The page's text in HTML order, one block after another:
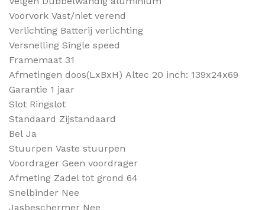
Voorvork Vast/niet verend
Verlichting Batterij verlichting
Versnelling Single speed
Framemaat 31
Afmetingen doos(LxBxH) Altec 20 inch: 139x24x69
Garantie 1 jaar
Slot Ringslot
Standaard Zijstandaard
Bel Ja
Stuurpen Vaste stuurpen
Voordrager Geen voordrager
Afmeting Zadel tot grond 64
Snelbinder Nee
Jasbeschermer Nee